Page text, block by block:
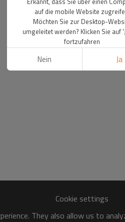
Cookie settings
They also allow us to
auf die mobile Website
Möchten Sie zur Desktop-
umgeleitet werden? Klicken Sie auf
fortzufahren
Nein Ja